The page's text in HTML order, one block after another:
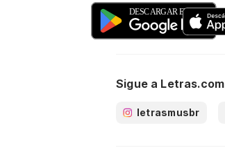
Sigue a Letras.com
letrasmusbr